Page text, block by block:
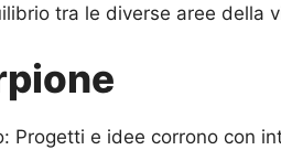
tra le diverse aree della
Progetti e idee corrono con